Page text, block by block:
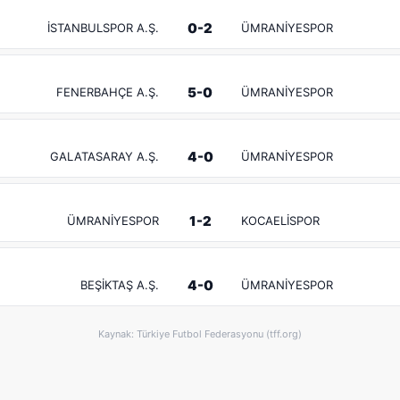
İSTANBULSPOR A.Ş. 0-2 ÜMRANİYESPOR
FENERBAHÇE A.Ş. 5-0 ÜMRANİYESPOR
GALATASARAY A.Ş. 4-0 ÜMRANİYESPOR
ÜMRANİYESPOR 1-2 KOCAELİSPOR
BEŞİKTAŞ A.Ş. 4-0 ÜMRANİYESPOR
Kaynak: Türkiye Futbol Federasyonu (tff.org)